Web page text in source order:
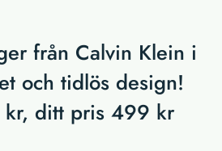
från Calvin Klein i
och tidlös design!
ditt pris 499 kr